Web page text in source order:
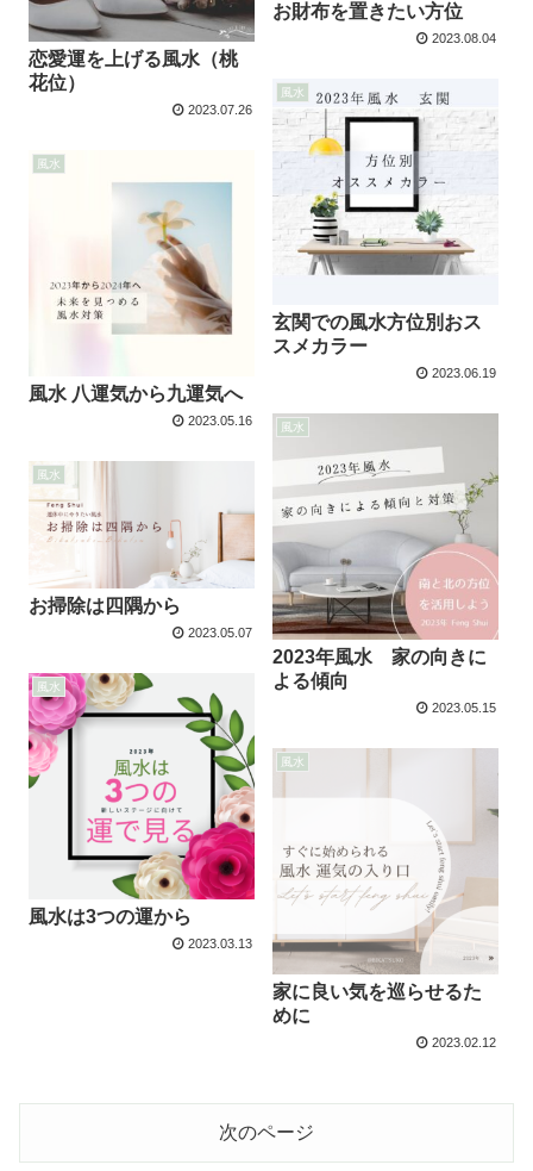
お財布を置きたい方位
2023.08.04
恋愛運を上げる風水（桃
花位）
2023.07.26
風水
玄関での風水方位別おス
スメカラー
2023.06.19
風水
風水 八運気から九運気へ
2023.05.16 風水
2023年風水 家の向きに
よる傾向
2023.05.15
風水
お掃除は四隅から
2023.05.07
風水
風水は3つの運から
2023.03.13
風水
家に良い気を巡らせるた
めに
2023.02.12
次のページ